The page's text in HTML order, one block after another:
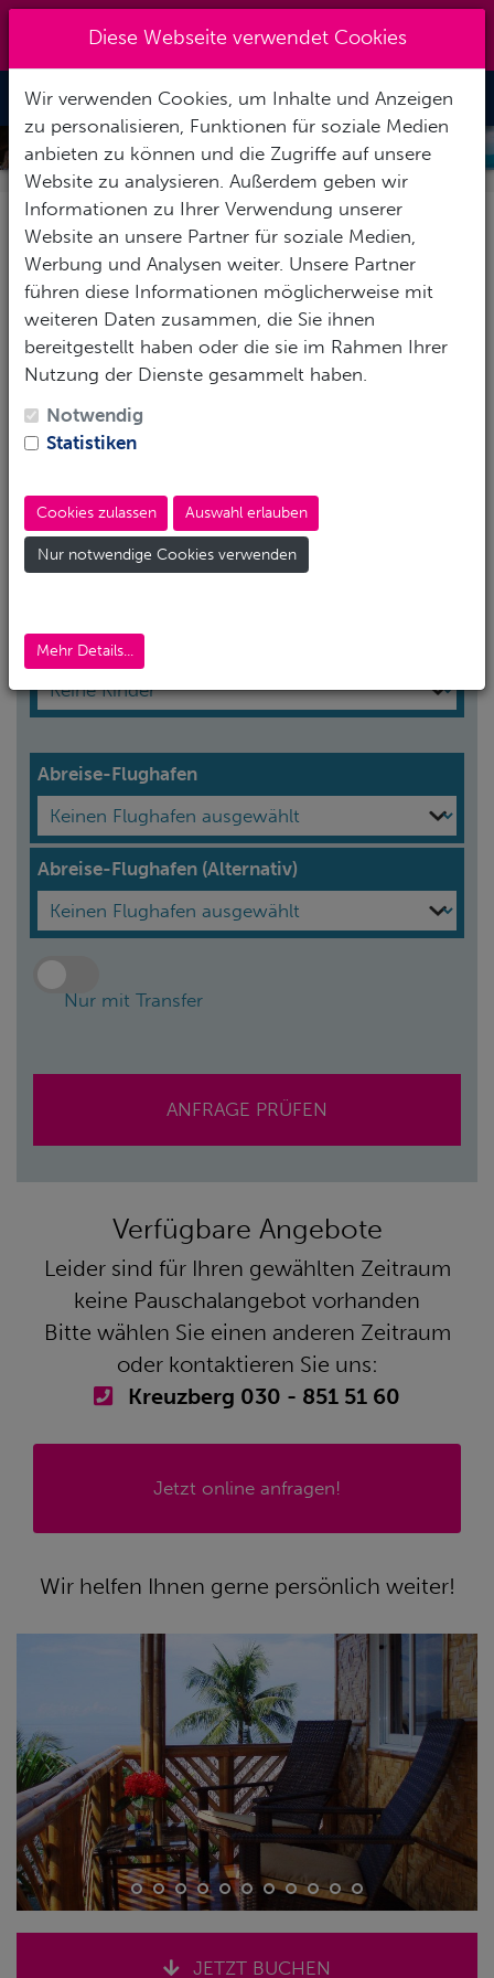
info@tauchzentrale.de
Toggle
MAGIC ISLAND DIVE RESORT
Pauschalreise Nur Hotel
Ihre Reisedaten:
Anreise:*
Abreise:*
Erwachsene*
Kinder
Abreise-Flughafen
Abreise-Flughafen (Alternativ)
Nur mit Transfer
ANFRAGE PRÜFEN
Verfügbare Angebote
Leider sind für Ihren gewählten Zeitraum
keine Pauschalangebot vorhanden
Bitte wählen Sie einen anderen Zeitraum
oder kontaktieren Sie uns:
Kreuzberg 030 - 851 51 60
Jetzt online anfragen!
Wir helfen Ihnen gerne persönlich weiter!
JETZT BUCHEN
Diese Webseite verwendet Cookies
Wir verwenden Cookies, um Inhalte und Anzeigen
zu personalisieren, Funktionen für soziale Medien
anbieten zu können und die Zugriffe auf unsere
Website zu analysieren. Außerdem geben wir
Informationen zu Ihrer Verwendung unserer
Website an unsere Partner für soziale Medien,
Werbung und Analysen weiter. Unsere Partner
führen diese Informationen möglicherweise mit
weiteren Daten zusammen, die Sie ihnen
bereitgestellt haben oder die sie im Rahmen Ihrer
Nutzung der Dienste gesammelt haben.
Notwendig
Statistiken
Cookies zulassen Auswahl erlauben
Nur notwendige Cookies verwenden
Mehr Details...